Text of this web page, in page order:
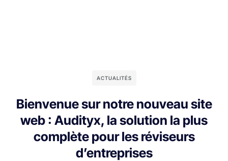
ACTUALITÉS
Bienvenue sur notre nouveau site
web : Audityx, la solution la plus
complète pour les réviseurs
d’entreprises